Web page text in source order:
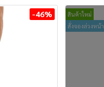
-46%
สินค้าใหม่
สั่งจองล่วงหน้า